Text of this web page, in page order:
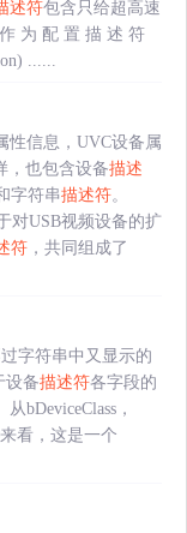
述符包含只给超高速
为 配 置 描 述 符
......
性信息，UVC设备属
，也包含设备描述
字符串描述符。
对USB视频设备的扩
符 ，共同组成了
字符串中又显示的
设备描述符各字段的
从bDeviceClass，
来看，这是一个